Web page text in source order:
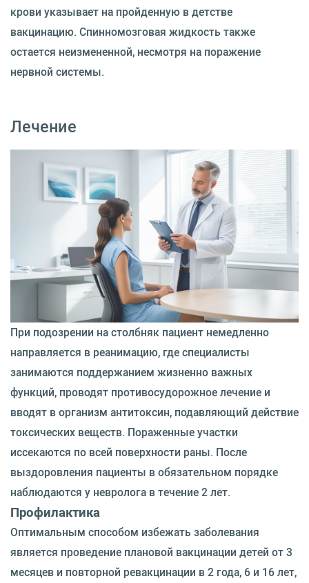
крови указывает на пройденную в детстве
вакцинацию. Спинномозговая жидкость также
остается неизмененной, несмотря на поражение
нервной системы.
Лечение
При подозрении на столбняк пациент немедленно
направляется в реанимацию, где специалисты
занимаются поддержанием жизненно важных
функций, проводят противосудорожное лечение и
вводят в организм антитоксин, подавляющий действие
токсических веществ. Пораженные участки
иссекаются по всей поверхности раны. После
выздоровления пациенты в обязательном порядке
наблюдаются у невролога в течение 2 лет.
Профилактика
Оптимальным способом избежать заболевания
является проведение плановой вакцинации детей от 3
месяцев и повторной ревакцинации в 2 года, 6 и 16 лет,